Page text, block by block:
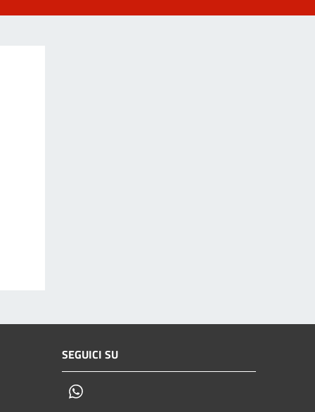
SEGUICI SU